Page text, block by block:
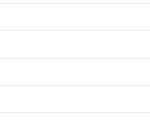
çıkardı; şükredesiniz diye
ve umulur ki
çıkardı ve size kulaklar,
çıkardı ; şükredersiniz
çıkardı; şükredesiniz diye